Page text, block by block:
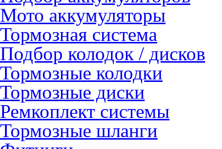
Мото аккумуляторы
Тормозная система
Подбор колодок / дисков
Тормозные колодки
Тормозные диски
Ремкоплект системы
Тормозные шланги